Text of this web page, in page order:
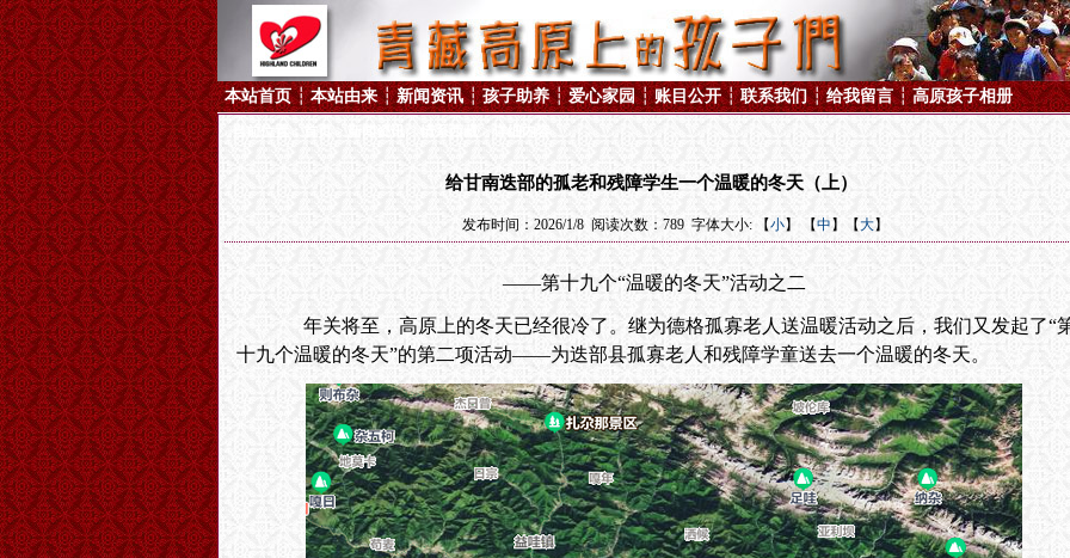
本站首页 ┆ 本站由来 ┆ 新闻资讯 ┆ 孩子助养 ┆ 爱心家园 ┆ 账目公开 ┆ 联系我们 ┆ 给我留言 ┆ 高原孩子相册
给甘南迭部的孤老和残障学生一个温暖的冬天（上）
发布时间：2026/1/8 阅读次数：789 字体大小: 【小】 【中 】【大】
——第十九个“温暖的冬天”活动之二
年关将至， 高原上的冬天已经很冷了 。继为德格孤寡老人送温暖活动之后，我们又发起了“
十九个温暖的冬天”的第二项活动——为迭部县孤寡老人和残障学童送去一个温暖的冬天。